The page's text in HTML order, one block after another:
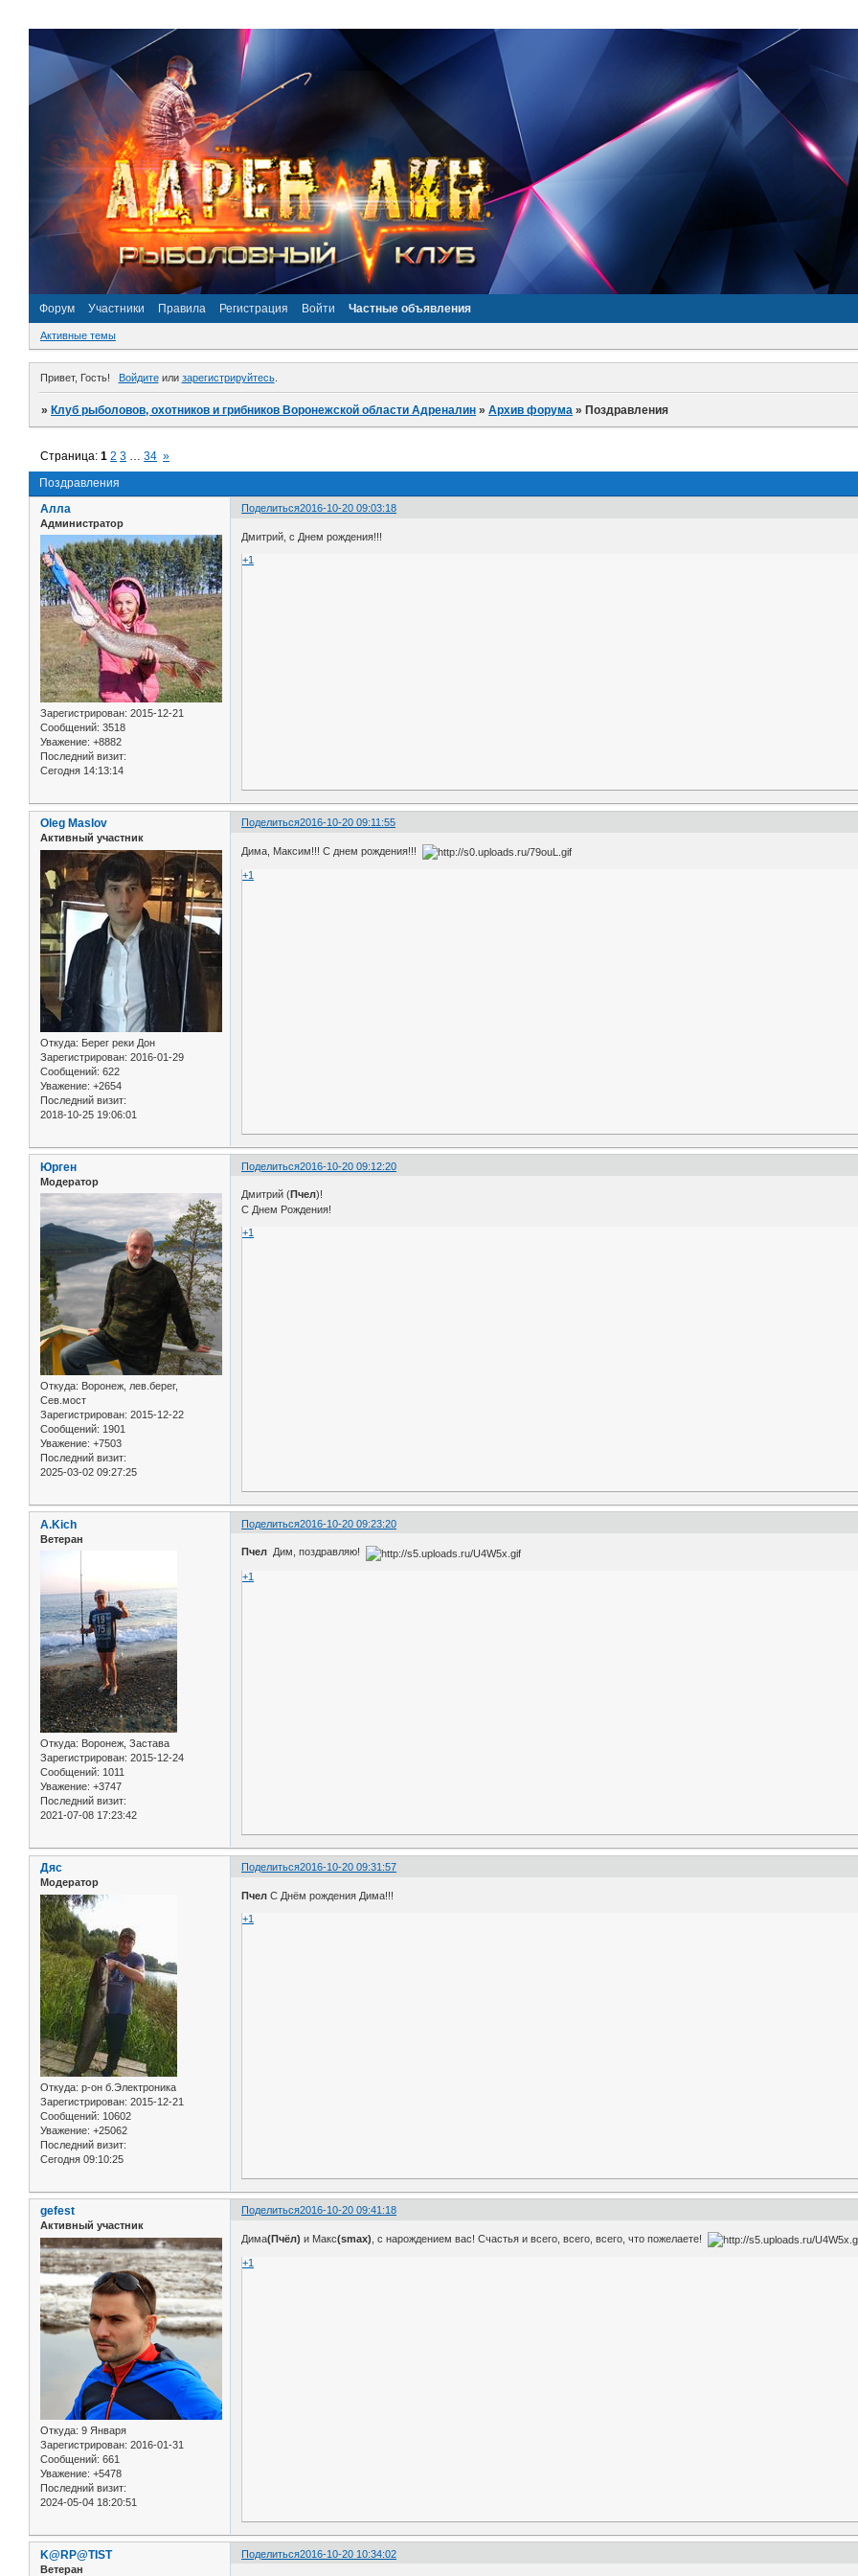
Форум Участники Правила Регистрация Войти Частные объявления
Активные темы
Привет, Гость! Войдитеили зарегистрируйтесь.
» Клуб рыболовов, охотников и грибников Воронежской области Адреналин »Архив форума » Поздравления
Поздравления
Страница:1 2 3 … 34 »
Поделиться2016-10-20 09:03:18
Алла
Администратор
Зарегистрирован: 2015-12-21
Сообщений: 3518
Уважение: +8882
Последний визит:
Сегодня 14:13:14
Дмитрий, с Днем рождения!!!
+1
Поделиться2016-10-20 09:11:55
Oleg Maslov
Активный участник
Откуда: Берег реки Дон
Зарегистрирован: 2016-01-29
Сообщений: 622
Уважение: +2654
Последний визит:
2018-10-25 19:06:01
Дима, Максим!!! С днем рождения!!!
+1
Поделиться2016-10-20 09:12:20
Юрген
Модератор
Откуда: Воронеж, лев.берег,
Сев.мост
Зарегистрирован: 2015-12-22
Сообщений: 1901
Уважение: +7503
Последний визит:
2025-03-02 09:27:25
Дмитрий (Пчел)!
С Днем Рождения!
+1
Поделиться2016-10-20 09:23:20
A.Kich
Ветеран
Откуда: Воронеж, Застава
Зарегистрирован: 2015-12-24
Сообщений: 1011
Уважение: +3747
Последний визит:
2021-07-08 17:23:42
Пчел Дим, поздравляю!
+1
Поделиться2016-10-20 09:31:57
Дяс
Модератор
Откуда: р-он б.Электроника
Зарегистрирован: 2015-12-21
Сообщений: 10602
Уважение: +25062
Последний визит:
Сегодня 09:10:25
Пчел С Днём рождения Дима!!!
+1
Поделиться2016-10-20 09:41:18
gefest
Активный участник
Откуда: 9 Января
Зарегистрирован: 2016-01-31
Сообщений: 661
Уважение: +5478
Последний визит:
2024-05-04 18:20:51
Дима(Пчёл) и Макс(smax) , с нарождением вас! Счастья и всего, всего, всего, что пожелаете!
+1
Поделиться2016-10-20 10:34:02
K@RP@TIST
Ветеран